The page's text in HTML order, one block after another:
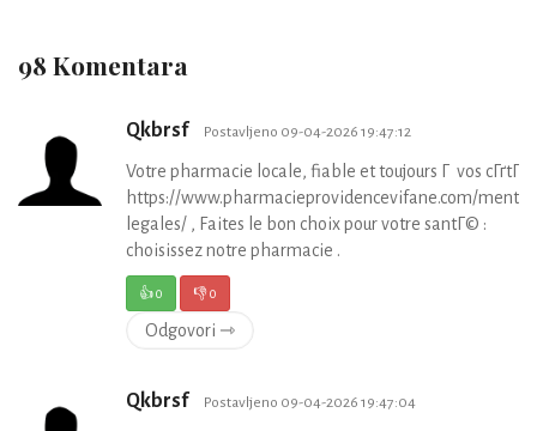
98 Komentara
Qkbrsf Postavljeno 09-04-2026 19:47:12
Votre pharmacie locale, fiable et toujours Г vos
https://www.pharmacieprovidencevifane.com/
legales/ , Faites le bon choix pour votre santГ© :
choisissez notre pharmacie .
👍0 👎0
Odgovori ⇾
Qkbrsf Postavljeno 09-04-2026 19:47:04